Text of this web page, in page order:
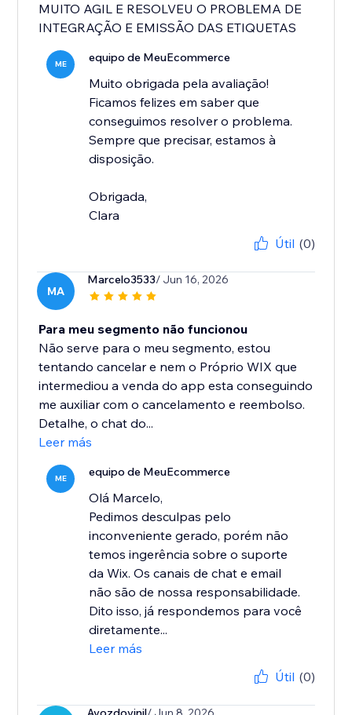
MUITO AGIL E RESOLVEU O PROBLEMA DE
INTEGRAÇÃO E EMISSÃO DAS ETIQUETAS
ME equipo de MeuEcommerce
Muito obrigada pela avaliação!
Ficamos felizes em saber que
conseguimos resolver o problema.
Sempre que precisar, estamos à
disposição.
Obrigada,
Clara
Útil (0)
MA
Marcelo3533/ Jun 16, 2026
Para meu segmento não funcionou
Não serve para o meu segmento, estou
tentando cancelar e nem o Próprio WIX que
intermediou a venda do app esta conseguindo
me auxiliar com o cancelamento e reembolso.
Detalhe, o chat do...
Leer más
ME equipo de MeuEcommerce
Olá Marcelo,
Pedimos desculpas pelo
inconveniente gerado, porém não
temos ingerência sobre o suporte
da Wix. Os canais de chat e email
não são de nossa responsabilidade.
Dito isso, já respondemos para você
diretamente...
Leer más
Útil (0)